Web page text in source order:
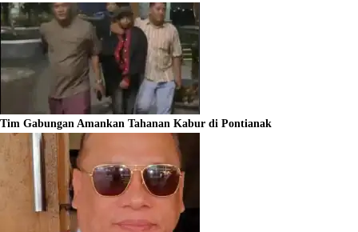
Tim Gabungan Amankan Tahanan Kabur di Pontianak